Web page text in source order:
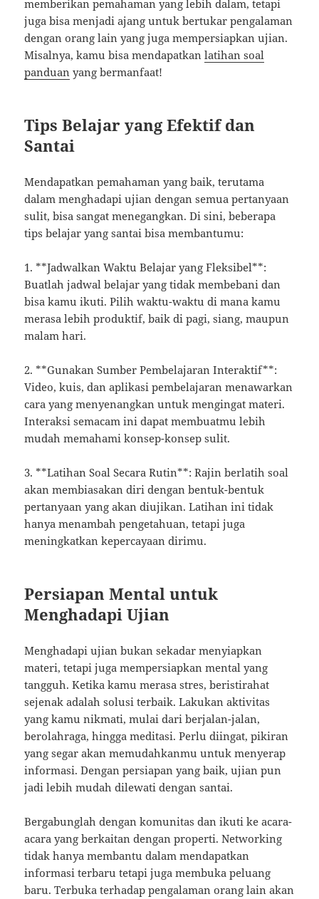
memberikan pemahaman yang lebih dalam, tetapi
juga bisa menjadi ajang untuk bertukar pengalaman
dengan orang lain yang juga mempersiapkan ujian.
Misalnya, kamu bisa mendapatkanlatihan soal
panduan yang bermanfaat!
Tips Belajar yang Efektif dan
Santai
Mendapatkan pemahaman yang baik, terutama
dalam menghadapi ujian dengan semua pertanyaan
sulit, bisa sangat menegangkan. Di sini, beberapa
tips belajar yang santai bisa membantumu:
1. **Jadwalkan Waktu Belajar yang Fleksibel**:
Buatlah jadwal belajar yang tidak membebani dan
bisa kamu ikuti. Pilih waktu-waktu di mana kamu
merasa lebih produktif, baik di pagi, siang, maupun
malam hari.
2. **Gunakan Sumber Pembelajaran Interaktif**:
Video, kuis, dan aplikasi pembelajaran menawarkan
cara yang menyenangkan untuk mengingat materi.
Interaksi semacam ini dapat membuatmu lebih
mudah memahami konsep-konsep sulit.
3. **Latihan Soal Secara Rutin**: Rajin berlatih soal
akan membiasakan diri dengan bentuk-bentuk
pertanyaan yang akan diujikan. Latihan ini tidak
hanya menambah pengetahuan, tetapi juga
meningkatkan kepercayaan dirimu.
Persiapan Mental untuk
Menghadapi Ujian
Menghadapi ujian bukan sekadar menyiapkan
materi, tetapi juga mempersiapkan mental yang
tangguh. Ketika kamu merasa stres, beristirahat
sejenak adalah solusi terbaik. Lakukan aktivitas
yang kamu nikmati, mulai dari berjalan-jalan,
berolahraga, hingga meditasi. Perlu diingat, pikiran
yang segar akan memudahkanmu untuk menyerap
informasi. Dengan persiapan yang baik, ujian pun
jadi lebih mudah dilewati dengan santai.
Bergabunglah dengan komunitas dan ikuti ke acara-
acara yang berkaitan dengan properti. Networking
tidak hanya membantu dalam mendapatkan
informasi terbaru tetapi juga membuka peluang
baru. Terbuka terhadap pengalaman orang lain akan